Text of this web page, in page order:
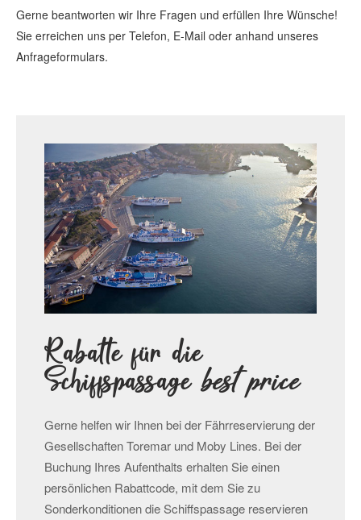
Gerne beantworten wir Ihre Fragen und erfüllen Ihre Wünsche!
Sie erreichen uns per Telefon, E-Mail oder anhand unseres
Anfrageformulars.
Rabatte für die
Schiffspassagebest price
Gerne helfen wir Ihnen bei der Fährreservierung der
Gesellschaften Toremar und Moby Lines. Bei der
Buchung Ihres Aufenthalts erhalten Sie einen
persönlichen Rabattcode, mit dem Sie zu
Sonderkonditionen die Schiffspassage reservieren